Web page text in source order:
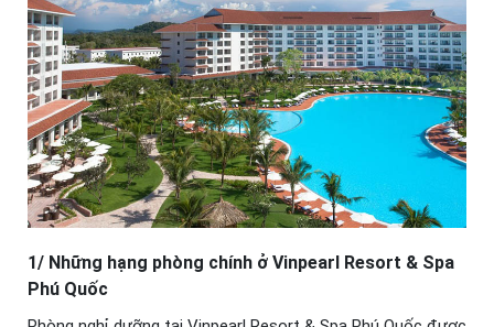
1/ Những hạng phòng chính ở Vinpearl Resort & Spa
Phú Quốc